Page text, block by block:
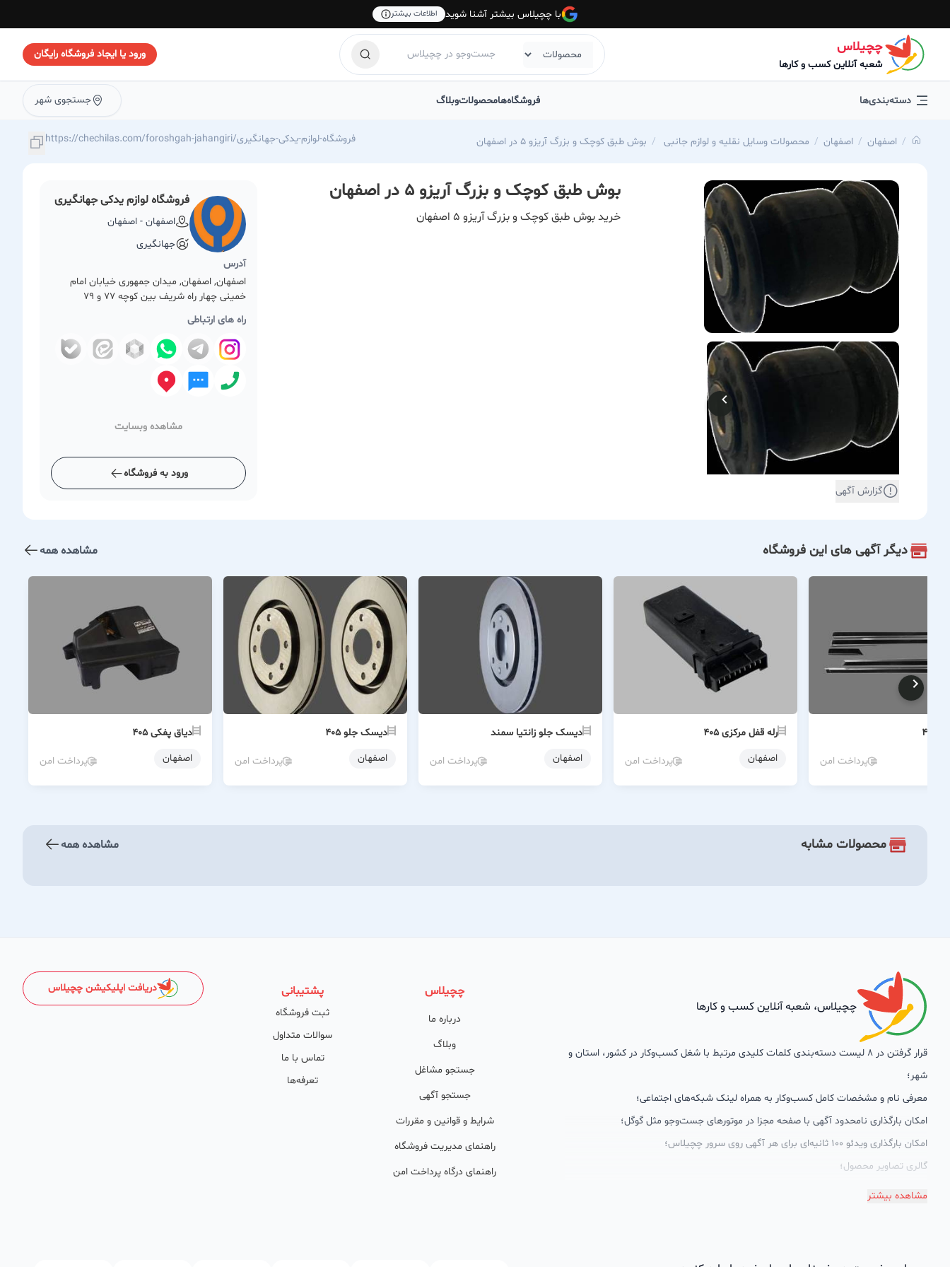
با چچیلاس بیشتر آشنا شوید اطلاعات بیشتر
چچیلاس
شعبه آنلاین کسب و کارها
ورود یا ایجاد فروشگاه رایگان
دسته‌بندی‌ها فروشگاه‌هامحصولاتوبلاگ جستجوی شهر
اصفهان اصفهان محصولات وسایل نقلیه و لوازم جانبی بوش طبق کوچک و بزرگ آریزو 5 در اصفهان https://chechilas.com/foroshgah-jahangiri/فروشگاه-لوازم-یدکی-جهانگیری
گزارش آگهی
بوش طبق کوچک و بزرگ آریزو 5 در اصفهان
خرید بوش طبق کوچک و بزرگ آریزو 5 اصفهان
فروشگاه لوازم یدکی جهانگیری
اصفهان - اصفهان
جهانگیری
آدرس
اصفهان, اصفهان, میدان جمهوری خیابان امام
خمینی چهار راه شریف بین کوچه 77 و 79
راه های ارتباطی
مشاهده وبسایت
ورود به فروشگاه
دیگر آگهی های این فروشگاه مشاهده همه
پرداخت امن
رله قفل مرکزی ۴۰۵
اصفهان
پرداخت امن
دیسک جلو زانتیا سمند
اصفهان
پرداخت امن
دیسک جلو ۴۰۵
اصفهان
پرداخت امن
دیاق پفکی ۴۰۵
اصفهان
پرداخت امن
محصولات مشابه مشاهده همه
چچیلاس، شعبه آنلاین کسب و کارها
قرار گرفتن در 8 لیست دسته‌بندی کلمات کلیدی مرتبط با شغل کسب‌وکار در کشور، استان و
شهر؛
معرفی نام و مشخصات کامل کسب‌وکار به همراه لینک شبکه‌های اجتماعی؛
امکان بارگذاری نامحدود آگهی با صفحه مجزا در موتورهای جست‌وجو مثل گوگل؛
امکان بارگذاری ویدئو 100 ثانیه‌ای برای هر آگهی روی سرور چچیلاس؛
گالری تصاویر محصول؛
امکان دسته‌بندی آگهی‌ها
مشاهده بیشتر
چچیلاس
درباره ما
وبلاگ
جستجو مشاغل
جستجو آگهی
شرایط و قوانین و مقررات
راهنمای مدیریت فروشگاه
راهنمای درگاه پرداخت امن
پشتیبانی
ثبت فروشگاه
سوالات متداول
تماس با ما
تعرفه‌ها
دریافت اپلیکیشن چچیلاس